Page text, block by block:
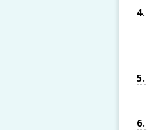
4
5
6